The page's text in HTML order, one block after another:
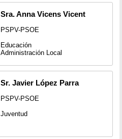
Sra. Anna Vicens Vicent
PSPV-PSOE
Educación
Administración Local
Sr. Javier López Parra
PSPV-PSOE
Juventud